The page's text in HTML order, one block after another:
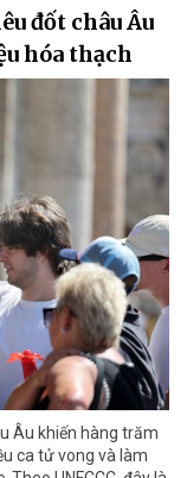
đốt châu Âu
hóa thạch
Âu khiến hàng trăm
ca tử vong và làm